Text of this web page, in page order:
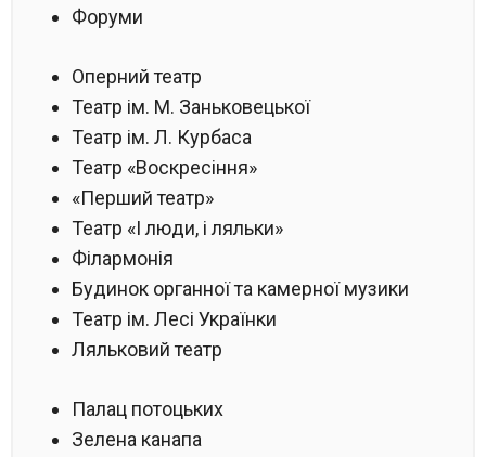
Форуми
Оперний театр
Театр ім. М. Заньковецької
Театр ім. Л. Курбаса
Театр «Воскресіння»
«Перший театр»
Театр «І люди, і ляльки»
Філармонія
Будинок органної та камерної музики
Театр ім. Лесі Українки
Ляльковий театр
Палац потоцьких
Зелена канапа